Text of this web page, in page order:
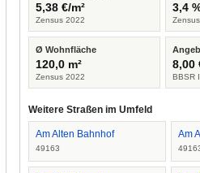
5,38 €/m²
Zensus 2022
3,4
Ø Wohnfläche
120,0 m²
Zensus 2022
8,00
BBSR
Weitere Straßen im Umfeld
Am Alten Bahnhof
49163
Am